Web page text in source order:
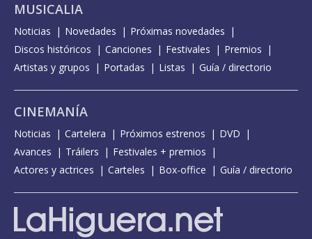
MUSICALIA
Noticias Novedades
Próximas novedades
Discos históricos
Canciones Festivales
Premios
Artistas y grupos
Portadas Listas Guía / directorio
CINEMANÍA
Noticias Cartelera Próximos estrenos
DVD
Avances
Tráilers
Festivales + premios
Actores y actrices
Carteles Box-office Guía / directorio